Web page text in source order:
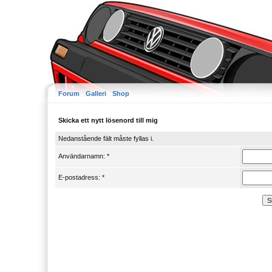
Forum Galleri Shop
Skicka ett nytt lösenord till mig
Nedanstående fält måste fyllas i.
Användarnamn: *
E-postadress: *